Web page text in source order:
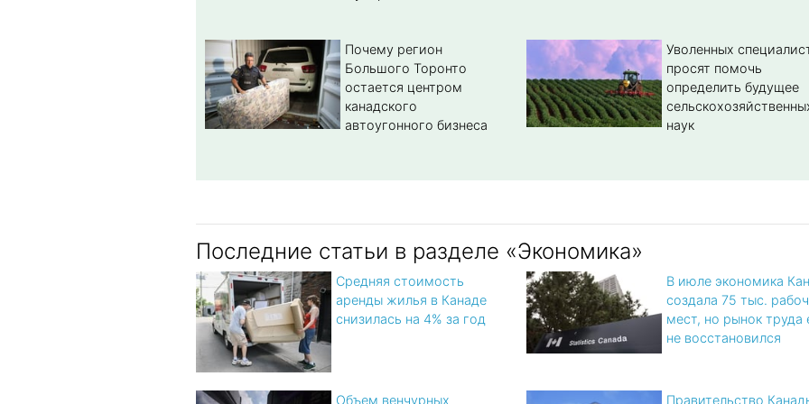
Почему регион
Большого Торонто
остается центром
канадского
автоугонного бизнеса
Уволенных
просят помочь
определить будущее
наук
Последние статьи в разделе «Экономика»
Средняя стоимость
аренды жилья в Канаде
снизилась на 4% за год
В июле экономика
создала 75 тыс.
мест, но рынок труда
не восстановился
Объем венчурных Правительство